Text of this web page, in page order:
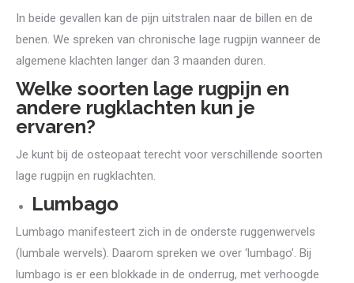
In beide gevallen kan de pijn uitstralen naar de billen en de
benen. We spreken van chronische lage rugpijn wanneer de
algemene klachten langer dan 3 maanden duren.
Welke soorten lage rugpijn en
andere rugklachten kun je
ervaren?
Je kunt bij de osteopaat terecht voor verschillende soorten
lage rugpijn en rugklachten.
Lumbago
Lumbago manifesteert zich in de onderste ruggenwervels
(lumbale wervels). Daarom spreken we over ‘lumbago’. Bij
lumbago is er een blokkade in de onderrug, met verhoogde